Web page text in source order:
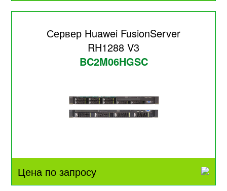
Сервер Huawei FusionServer
RH1288 V3
BC2M06HGSC
Цена по запросу